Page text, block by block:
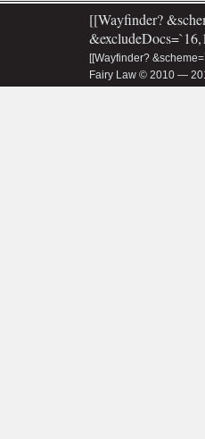
[[Wayfinder?
[[Wayfinder?
Fairy Law © 2010 —